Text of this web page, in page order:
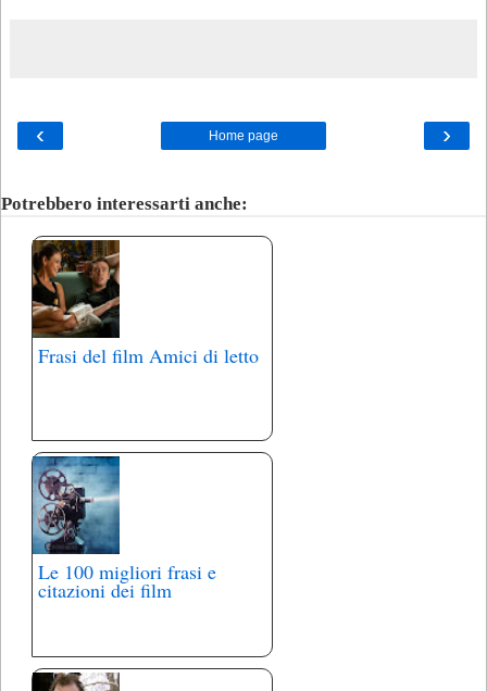
‹ ›
Home page
Potrebbero interessarti anche:
Frasi del film Amici di letto
Le 100 migliori frasi e
citazioni dei film